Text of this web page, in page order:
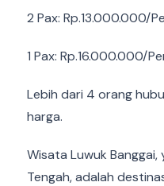
2 Pax: Rp.13.000.000/
1 Pax: Rp.16.000.000/
Lebih dari 4 orang
harga.
Wisata Luwuk
Tengah, adalah